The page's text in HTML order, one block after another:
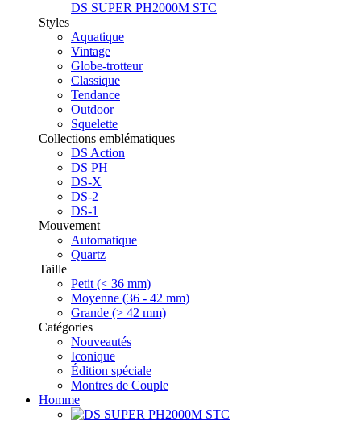
DS SUPER PH2000M STC
Styles
Aquatique
Vintage
Globe-trotteur
Classique
Tendance
Outdoor
Squelette
Collections emblématiques
DS Action
DS PH
DS-X
DS-2
DS-1
Mouvement
Automatique
Quartz
Taille
Petit (< 36 mm)
Moyenne (36 - 42 mm)
Grande (> 42 mm)
Catégories
Nouveautés
Iconique
Édition spéciale
Montres de Couple
Homme